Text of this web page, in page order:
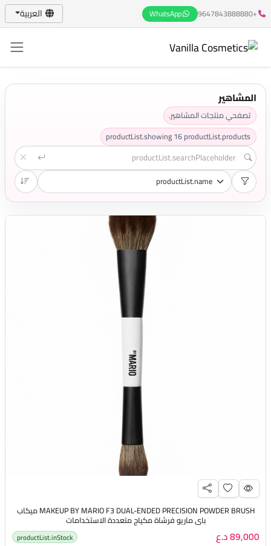
+9647843888880
WhatsApp العربية
المشاهير
تصفحي منتجات المشاهير.
productList.showing16productList.products
MAKEUP BY MARIO F3 DUAL-ENDED PRECISION POWDER BRUSH ميكاب
باي ماريو فرشاة مكياج متعددة الاستخدامات
89,000 د.ع productList.inStock